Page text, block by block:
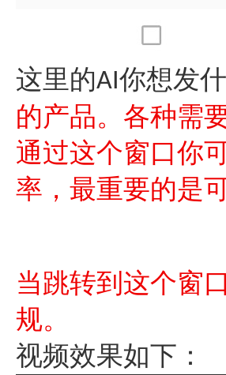
这里的AI你想发
的产品。各种需
通过这个窗口你
率，最重要的是
当跳转到这个窗
规。
视频效果如下：